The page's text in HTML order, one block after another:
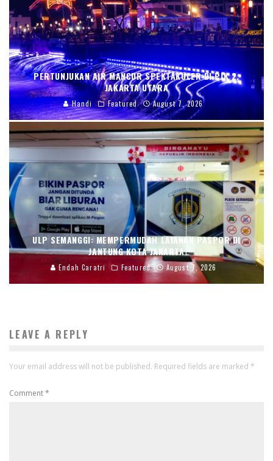
PERTUNJUKAN AIR MANCUR SPEKTAKULER DI PIK 2,
JAKARTA UTARA
Handi Featured August 7, 2026
ULP SEMANGGI: MEMPERMUDAH LAYANAN PASPOR DI
JANTUNG KOTA JAKARTA
Endah Caratri Featured August 7, 2026
LEAVE A REPLY
Your email address will not be published. Required fields are marked *
Comment*